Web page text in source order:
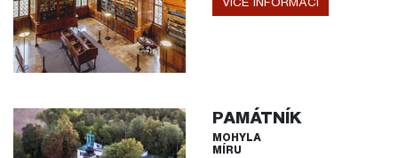
PAMÁTNÍK
MOHYLA
MÍRU